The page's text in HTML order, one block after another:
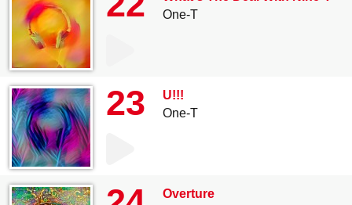
One-T
23
U!!!
One-T
Overture